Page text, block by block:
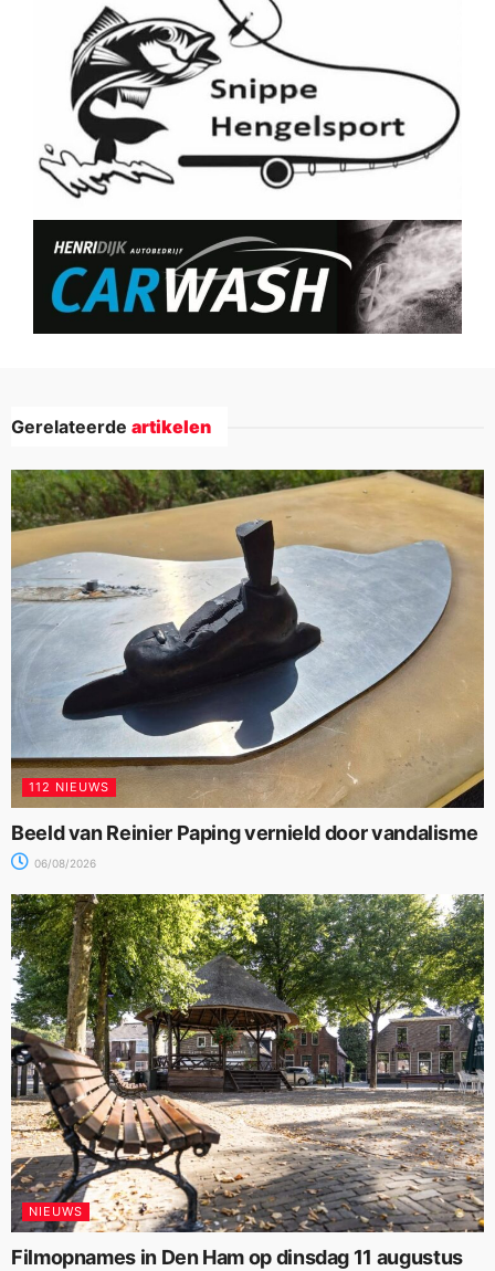
Gerelateerde artikelen
112 NIEUWS
Beeld van Reinier Paping vernield door vandalisme
06/08/2026
NIEUWS
Filmopnames in Den Ham op dinsdag 11 augustus